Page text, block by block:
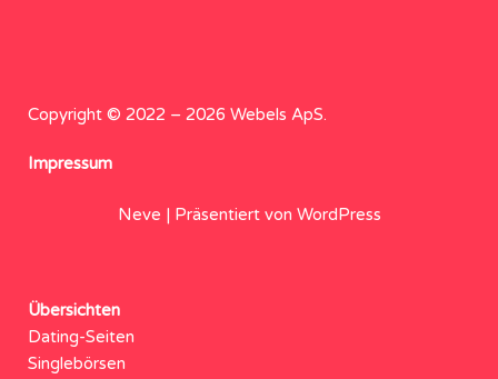
Copyright © 2022 – 2026 Webels ApS.
Impressum
Neve | Präsentiert von WordPress
Übersichten
Dating-Seiten
Singlebörsen